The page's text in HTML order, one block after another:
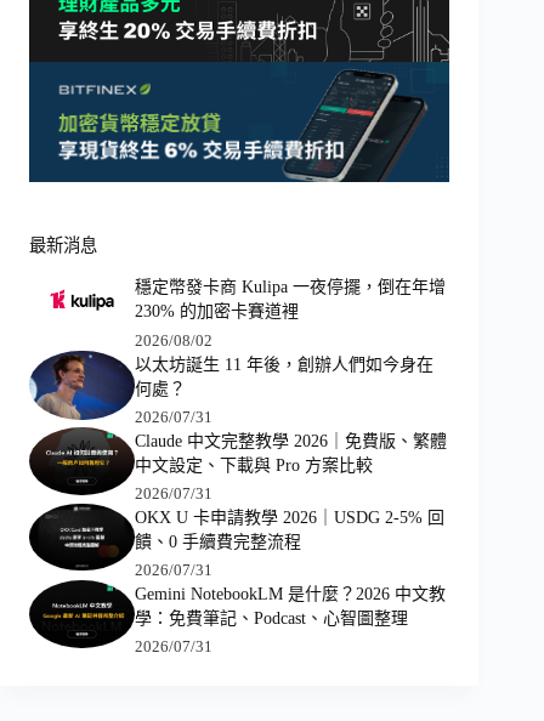
最新消息
穩定幣發卡商 Kulipa 一夜停擺，倒在年增
230% 的加密卡賽道裡
2026/08/02
以太坊誕生 11 年後，創辦人們如今身在
何處？
2026/07/31
Claude 中文完整教學 2026｜免費版、繁體
中文設定、下載與 Pro 方案比較
2026/07/31
OKX U 卡申請教學 2026｜USDG 2-5% 回
饋、0 手續費完整流程
2026/07/31
Gemini NotebookLM 是什麼？2026 中文教
學：免費筆記、Podcast、心智圖整理
2026/07/31